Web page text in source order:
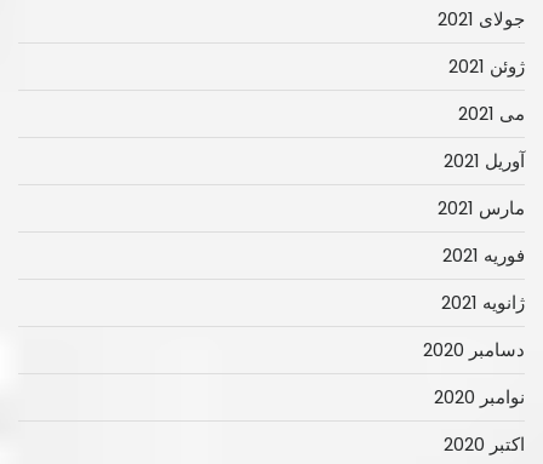
جولای 2021
ژوئن 2021
می 2021
آوریل 2021
مارس 2021
فوریه 2021
ژانویه 2021
دسامبر 2020
نوامبر 2020
اکتبر 2020